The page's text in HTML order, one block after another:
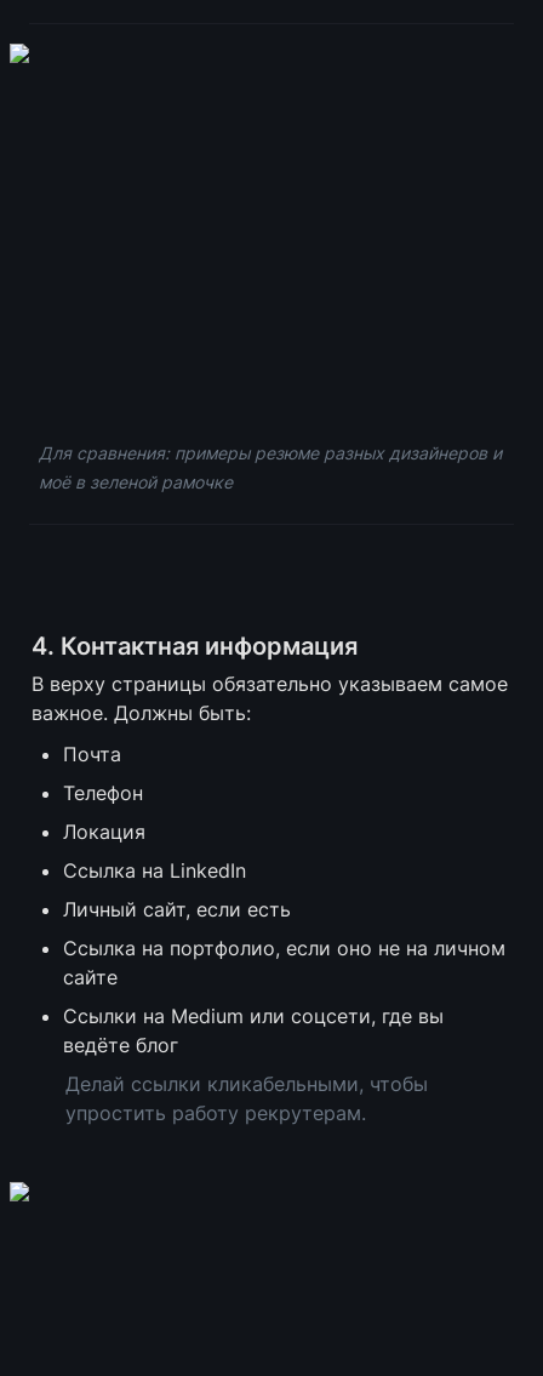
Для сравнения: примеры резюме разных дизайнеров и
моё в зеленой рамочке
4. Контактная информация
В верху страницы обязательно указываем самое
важное. Должны быть:
Почта
Телефон
Локация
Ссылка на LinkedIn
Личный сайт, если есть
Ссылка на портфолио, если оно не на личном
сайте
Ссылки на Medium или соцсети, где вы
ведёте блог
Делай ссылки кликабельными, чтобы
упростить работу рекрутерам.